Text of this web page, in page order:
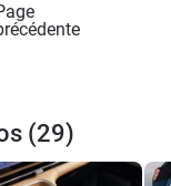
(29)